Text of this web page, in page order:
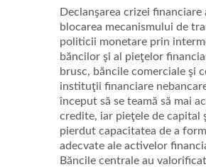
Declanşarea crizei
blocarea mecanismului de
politicii monetare prin
băncilor şi al pieţelor
brusc, băncile comerciale şi
instituţii financiare
început să se teamă să mai
credite, iar pieţele de capital
pierdut capacitatea de a
adecvate ale activelor
Băncile centrale au